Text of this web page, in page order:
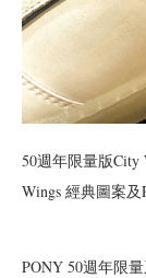
50週年限量版City
Wings 經典圖案
PONY 50週年限